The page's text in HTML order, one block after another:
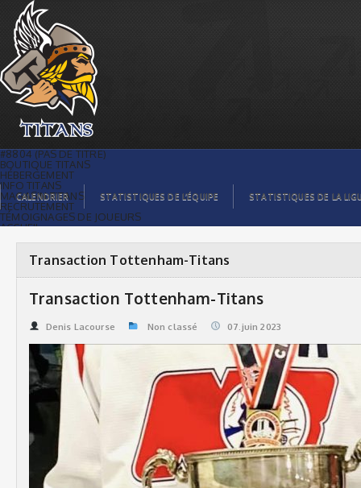
Transaction Tottenham-Titans | Titans
de témiscaming
#8804 (PAS DE TITRE)
BOUTIQUE TITANS
HÉBERGEMENT
INFO TITANS
MAGASIN TITANS
RECRUTEMENT
TÉMOIGNAGES DE JOUEURS
ACCUEIL
GALERIE PHOTOS
STATISTIQUES
ORGANISATION
CALENDRIER
COMMANDITAIRES
STATISTIQUES DE LA LIGUE
CALENDRIER STATISTIQUES DE L’ÉQUIPE STATISTIQUES DE LA
Transaction Tottenham-Titans
Transaction Tottenham-Titans
Denis Lacourse Non classé 07.juin 2023